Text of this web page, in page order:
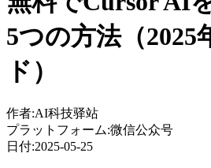
5つの方法（2025
ド）
作者:AI科技驿站
プラットフォーム:微信公众号
日付:2025-05-25